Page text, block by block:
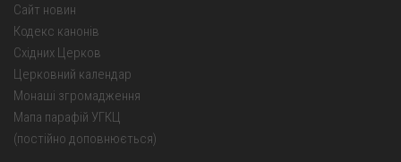
Сайт новин
Кодекс канонів
Східних Церков
Церковний календар
Монаші згромадження
Мапа парафій УГКЦ
(постійно доповнюється)